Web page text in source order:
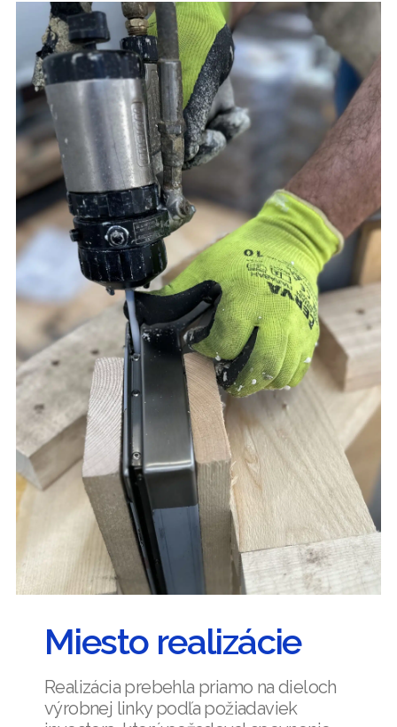
Miesto realizácie
Realizácia prebehla priamo na dieloch
výrobnej linky podľa požiadaviek